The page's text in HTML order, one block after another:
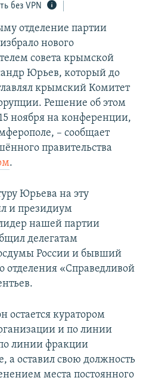
без VPN
отделение партии
нового
совета крымской
Юрьев, который до
крымский Комитет
Решение об этом
ноября на конференции,
– сообщает
правительства
.
Юрьева на эту
и президиум
нашей партии
делегатам
России и бывший
отделения «Справедливой
остается куратором
и по линии
линии фракции
а оставил свою должность
места постоянного